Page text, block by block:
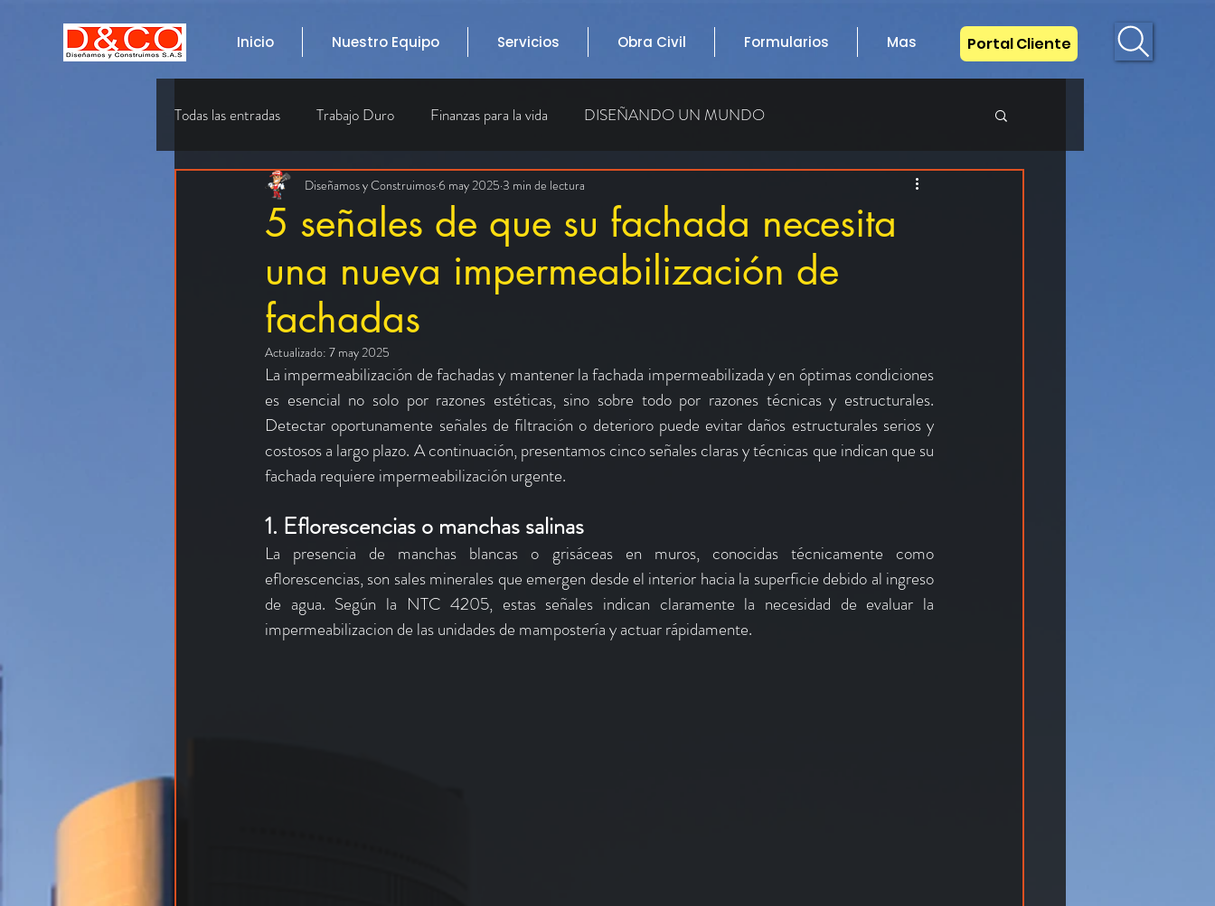
Inicio Nuestro Equipo Servicios Obra Civil Formularios Mas Portal Cliente
Todas las entradas Trabajo Duro Finanzas para la vida DISEÑANDO UN MUNDO
CUARTOS DE MOTOBOMBAS Impermeabilización de fachadas RECEPCION DE AREAS COMUNES
5 señales de que su fachada necesita
una nueva impermeabilización de
fachadas
Diseñamos y Construimos6 may 2025 3 min de lectura
Actualizado: 7 may 2025
La impermeabilización de fachadas y mantener la fachada impermeabilizada y en óptimas condiciones
es esencial no solo por razones estéticas, sino sobre todo por razones técnicas y estructurales.
Detectar oportunamente señales de filtración o deterioro puede evitar daños estructurales serios y
costosos a largo plazo. A continuación, presentamos cinco señales claras y técnicas que indican que su
fachada requiere impermeabilización urgente.
1. Eflorescencias o manchas salinas
La presencia de manchas blancas o grisáceas en muros, conocidas técnicamente como
eflorescencias, son sales minerales que emergen desde el interior hacia la superficie debido al ingreso
de agua. Según la NTC 4205, estas señales indican claramente la necesidad de evaluar la
impermeabilizacion de las unidades de mampostería y actuar rápidamente.